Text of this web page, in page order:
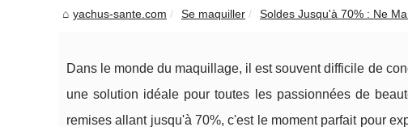
yachus-sante.com Se maquiller Soldes Jusqu'à 70% : Ne
Dans le monde du maquillage, il est souvent difficile de
une solution idéale pour toutes les passionnées de
remises allant jusqu'à 70%, c'est le moment parfait pour